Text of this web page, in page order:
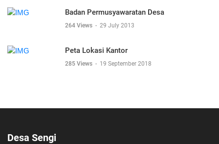
Badan Permusyawaratan Desa
264 Views - 29 July 2013
Peta Lokasi Kantor
285 Views - 19 September 2018
Desa Sengi